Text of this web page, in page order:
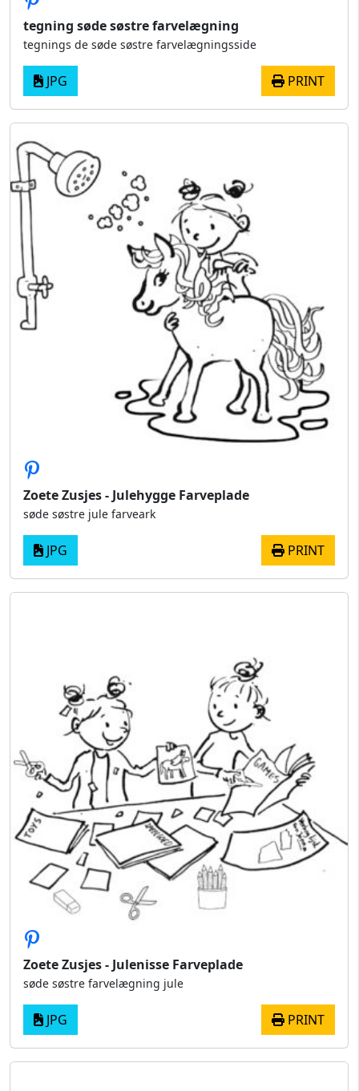
tegning søde søstre farvelægning
tegnings de søde søstre farvelægningsside
JPG PRINT
Zoete Zusjes - Julehygge Farveplade
søde søstre jule farveark
JPG PRINT
Zoete Zusjes - Julenisse Farveplade
søde søstre farvelægning jule
JPG PRINT